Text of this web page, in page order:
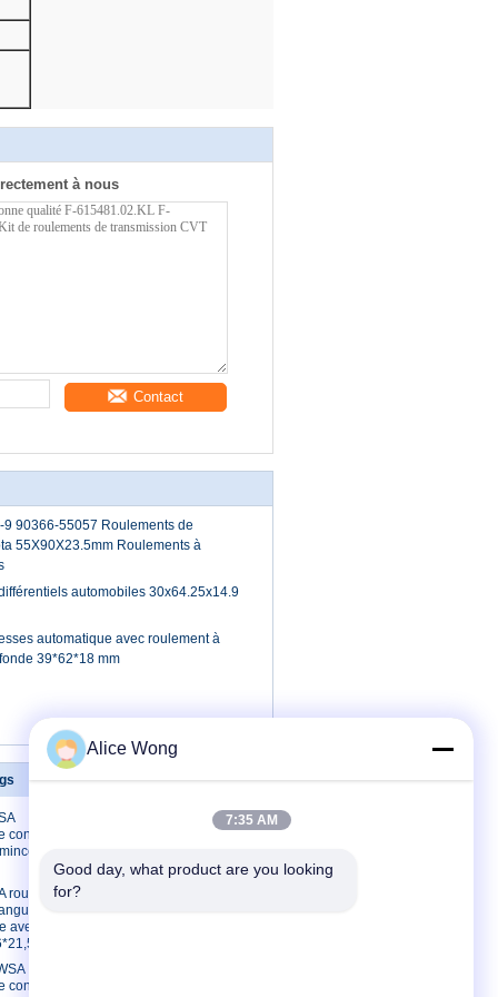
à nous
Contact
9 90366-55057 Roulements de
55X90X23.5mm Roulements à
automobiles 30x64.25x14.9
automatique avec roulement à
39*62*18 mm
de
roulement
à
avec
mm
Contact
soumission
Alice Wong
7:35 AM
Good day, what product are you looking
for?